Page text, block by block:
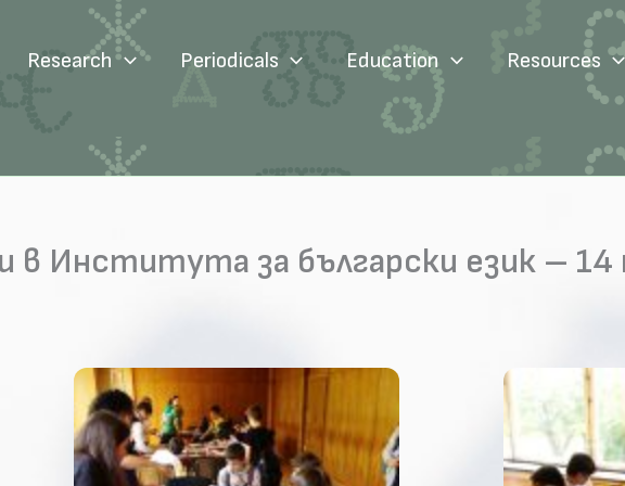
Research Periodicals Education Resources
Института за български език – 14